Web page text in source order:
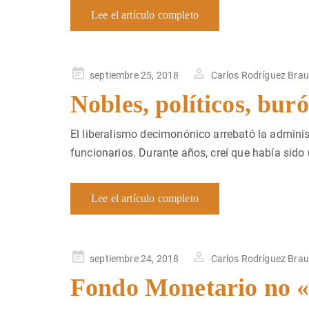
Lee el artículo completo
Publicado
septiembre 25, 2018 Carlos Rodríguez
Nobles, políticos,
El liberalismo decimonónico arrebató la
funcionarios. Durante años, creí que había sido
Lee el artículo completo
Publicado
septiembre 24, 2018 Carlos Rodríguez
Fondo Monetario no